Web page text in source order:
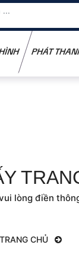
PHÁT
lòng điền
CHỦ